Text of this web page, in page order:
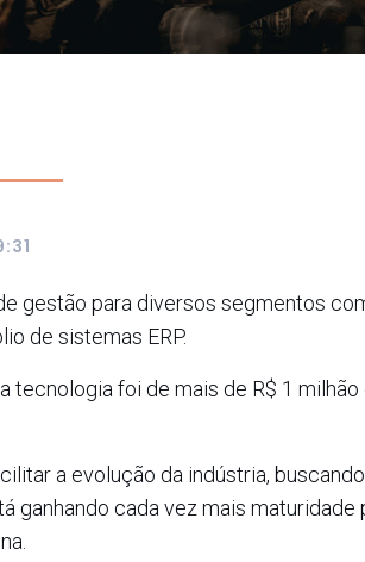
gestão para diversos segmentos
de sistemas ERP.
tecnologia foi de mais de R$ 1
a evolução da indústria,
ganhando cada vez mais